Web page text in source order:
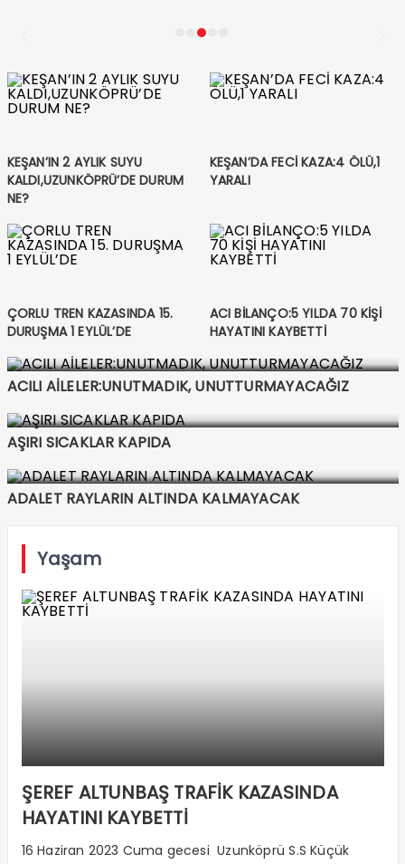
KEŞAN’IN 2 AYLIK SUYU
KALDI,UZUNKÖPRÜ’DE DURUM
NE?
KEŞAN’DA FECİ KAZA:4 ÖLÜ,1
YARALI
ÇORLU TREN KAZASINDA 15.
DURUŞMA 1 EYLÜL’DE
ACI BİLANÇO:5 YILDA 70 KİŞİ
HAYATINI KAYBETTİ
ACILI AİLELER:UNUTMADIK, UNUTTURMAYACAĞIZ
AŞIRI SICAKLAR KAPIDA
ADALET RAYLARIN ALTINDA KALMAYACAK
Yaşam
ŞEREF ALTUNBAŞ TRAFİK KAZASINDA
HAYATINI KAYBETTİ
16 Haziran 2023 Cuma gecesi Uzunköprü S.S Küçük